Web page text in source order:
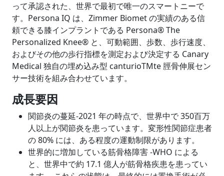
って承認された、世界で最初で唯一のスマートニーで
す。Persona IQ は、Zimmer Biomet の実績のある信
頼できる膝インプラントである Persona® The
Personalized Knee® と、可動範囲、歩数、歩行速度、
およびその他の歩行指標を測定および決定する Canary
Medical 独自の埋め込み型 canturioTMte 脛骨伸展セン
サー技術を組み合わせています。
成長要因
関節炎の蔓延-2021 年の時点で、世界中で 350百万
人以上が関節炎を患っています。変形性関節症患者
の 80% には、ある程度の運動制限があります。
世界的に増加している筋骨格障害 -WHO による
と、世界中で約 17.1 億人が筋骨格疾患を患ってい